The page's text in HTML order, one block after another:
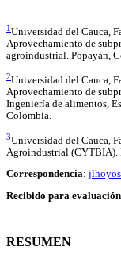
1 Universidad del Cauca,
Aprovechamiento de
agroindustrial. Popayán,
2Universidad del Cauca,
Aprovechamiento de
Ingeniería de alimentos,
Colombia.
3Universidad del Cauca,
Agroindustrial (CYTBIA).
Correspondencia:
Recibido para evaluación
RESUMEN